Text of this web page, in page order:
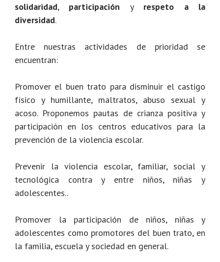
solidaridad, participación y respeto a la
diversidad.
Entre nuestras actividades de prioridad se
encuentran:
Promover el buen trato para disminuir el castigo
físico y humillante, maltratos, abuso sexual y
acoso. Proponemos pautas de crianza positiva y
participación en los centros educativos para la
prevención de la violencia escolar.
Prevenir la violencia escolar, familiar, social y
tecnológica contra y entre niños, niñas y
adolescentes..
Promover la participación de niños, niñas y
adolescentes como promotores del buen trato, en
la familia, escuela y sociedad en general.